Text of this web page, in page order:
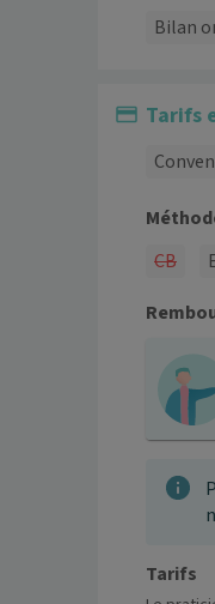
Bilan
Tarifs
CB
Tarifs